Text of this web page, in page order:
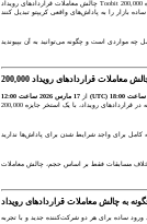
چالش معاملات قراردادهای رویداد Toobit به این تغییر می‌پردازد و یک استخر جایزه 200,000 USDT ارائه می‌دهد که در آن هم مبتدیان و هم شرکت‌کنندگان با تجربه
از